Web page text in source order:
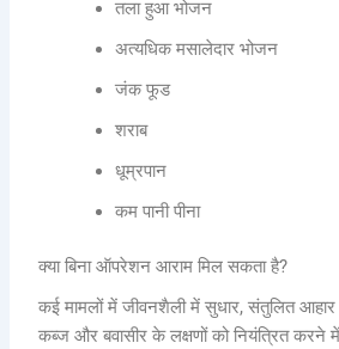
तला हुआ भोजन
अत्यधिक मसालेदार भोजन
जंक फूड
शराब
धूम्रपान
कम पानी पीना
क्या बिना ऑपरेशन आराम मिल सकता है?
कई मामलों में जीवनशैली में सुधार, संतुलित
कब्ज और बवासीर के लक्षणों को नियंत्रित करने